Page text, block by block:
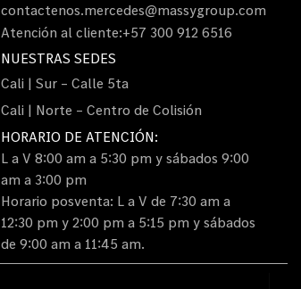
contactenos.mercedes@massygroup.com
Atención al cliente:+57 300 912 6516
NUESTRAS SEDES
Cali | Sur – Calle 5ta
Cali | Norte – Centro de Colisión
HORARIO DE ATENCIÓN:
L a V 8:00 am a 5:30 pm y sábados 9:00
am a 3:00 pm
Horario posventa: L a V de 7:30 am a
12:30 pm y 2:00 pm a 5:15 pm y sábados
de 9:00 am a 11:45 am.